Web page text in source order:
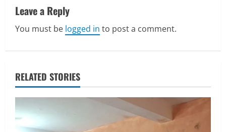
v
i
a
t
i
Leave a Reply
You must be logged in to post a comment.
RELATED STORIES